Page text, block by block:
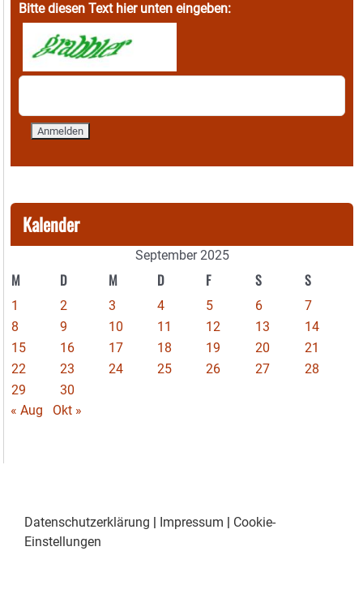
Bitte diesen Text hier unten eingeben:
Kalender
September 2025
M D M D F S S
1 2 3 4 5 6
7
8
9 10 11 12 13
14
15
16 17 18 19 20
21
22
23 24 25 26 27
28
29
30
« Aug
Okt »
Datenschutzerklärung | Impressum | Cookie-
Einstellungen